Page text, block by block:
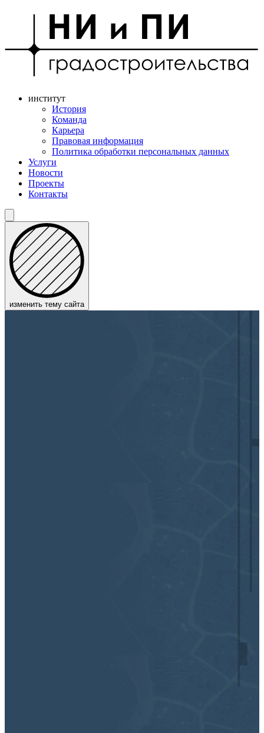
институт
История
Команда
Карьера
Правовая информация
Политика обработки персональных данных
Услуги
Новости
Проекты
Контакты
изменить тему сайта